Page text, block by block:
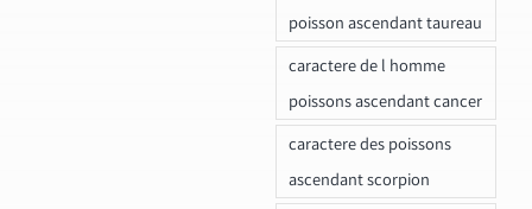
poisson ascendant taureau
caractere de l homme
poissons ascendant cancer
caractere des poissons
ascendant scorpion